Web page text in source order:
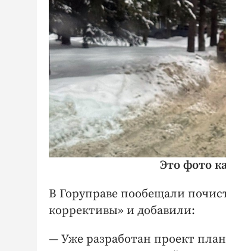
Это фото
В Горуправе пообещали
коррективы» и добавили:
— Уже разработан проект